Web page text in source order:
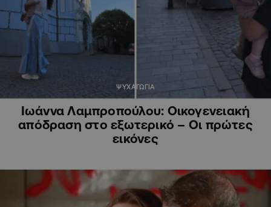
ΨΥΧΑΓΩΓΙΑ
Ιωάννα Λαμπροπούλου: Οικογενειακή
απόδραση στο εξωτερικό – Οι πρώτες
εικόνες